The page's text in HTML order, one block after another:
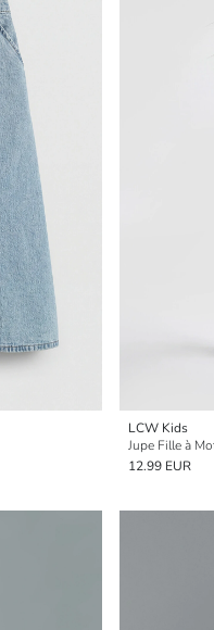
LCW Kids
Jupe Fille à
12.99 EUR